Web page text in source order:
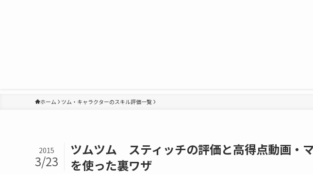
ホーム ツム・キャラクターのスキル評価一覧
ツムツム スティッチの評価と高得点動画・
を使った裏ワザ
2015
3/23